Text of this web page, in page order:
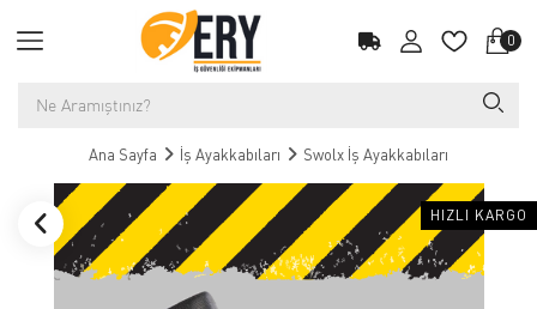
0
Ana Sayfa İş Ayakkabıları Swolx İş Ayakkabıları
HIZLI KARGO